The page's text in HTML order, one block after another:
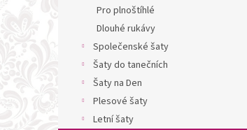
Pro plnoštíhlé
Dlouhé rukávy
Společenské šaty
Šaty do tanečních
Šaty na Den
Plesové šaty
Letní šaty